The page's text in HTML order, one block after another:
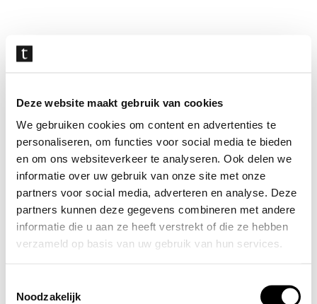
Deze website maakt gebruik van cookies
We gebruiken cookies om content en advertenties te
personaliseren, om functies voor social media te bieden
en om ons websiteverkeer te analyseren. Ook delen we
informatie over uw gebruik van onze site met onze
partners voor social media, adverteren en analyse. Deze
partners kunnen deze gegevens combineren met andere
informatie die u aan ze heeft verstrekt of die ze hebben
verzameld op basis van uw gebruik van hun services.
Noodzakelijk
overslaan